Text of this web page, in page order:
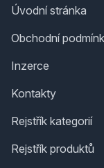
Úvodní stránka
Obchodní
Inzerce
Kontakty
Rejstřík kategorií
Rejstřík produktů